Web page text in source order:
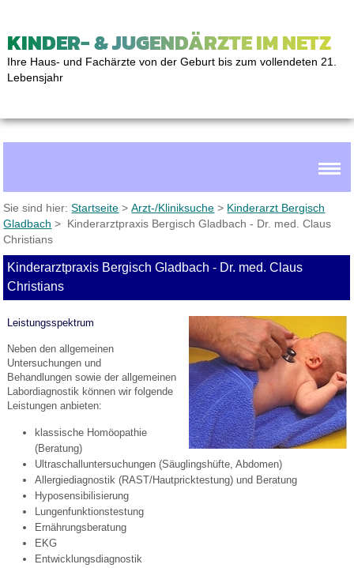
KINDER- & JUGENDÄRZTE IM NETZ
Ihre Haus- und Fachärzte von der Geburt bis zum vollendeten 21.
Lebensjahr
Sie sind hier:Startseite >Arzt-/Kliniksuche > Kinderarzt Bergisch
Gladbach > Kinderarztpraxis Bergisch Gladbach - Dr. med. Claus
Christians
Kinderarztpraxis Bergisch Gladbach - Dr. med. Claus
Christians
Leistungsspektrum
Neben den allgemeinen
Untersuchungen und
Behandlungen sowie der allgemeinen
Labordiagnostik können wir folgende
Leistungen anbieten:
klassische Homöopathie
(Beratung)
Ultraschalluntersuchungen (Säuglingshüfte, Abdomen)
Allergiediagnostik (RAST/Hautpricktestung) und Beratung
Hyposensibilisierung
Lungenfunktionstestung
Ernährungsberatung
EKG
Entwicklungsdiagnostik